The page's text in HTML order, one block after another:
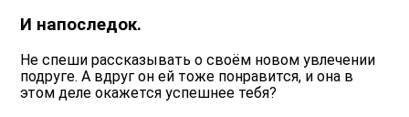
И напоследок.
Не спеши рассказывать о своём новом увлечении
подруге.А вдруг он ей тоже понравится, и она в
этом деле окажется успешнее тебя?